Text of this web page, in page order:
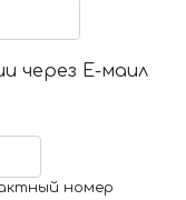
через Е-маил
номер